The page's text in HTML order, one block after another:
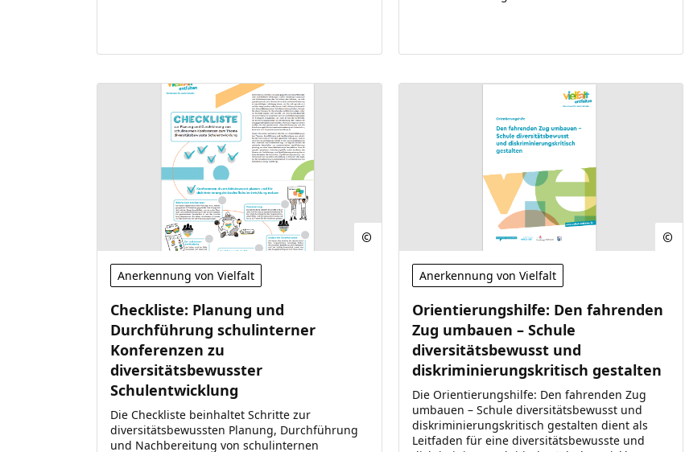
Anerkennung von Vielfalt
Checkliste: Planung und
Durchführung schulinterner
Konferenzen zu
diversitätsbewusster
Schulentwicklung
Die Checkliste beinhaltet Schritte zur
diversitätsbewussten Planung, Durchführung
und Nachbereitung von schulinternen
Anerkennung von Vielfalt
Orientierungshilfe: Den fahrenden
Zug umbauen – Schule
diversitätsbewusst und
diskriminierungskritisch gestalten
Die Orientierungshilfe: Den fahrenden Zug
umbauen – Schule diversitätsbewusst und
diskriminierungskritisch gestalten dient als
Leitfaden für eine diversitätsbewusste und